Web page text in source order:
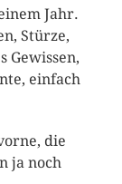
Jahr.
Stürze,
Gewissen,
einfach
die
ja noch